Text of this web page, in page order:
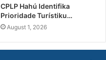
CPLP Hahú Identifika
Prioridade Turístiku…
August 1, 2026